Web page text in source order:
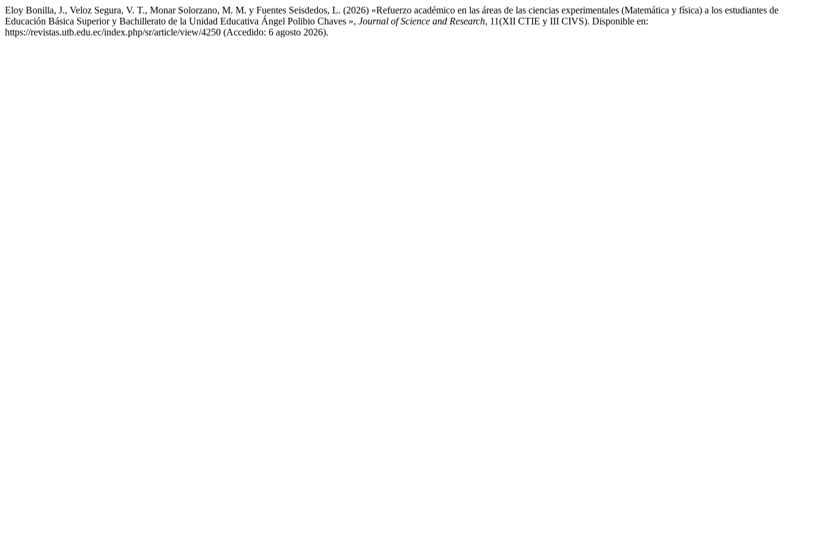
Eloy Bonilla, J., Veloz Segura, V. T., Monar Solorzano, M. M. y Fuentes Seisdedos, L. (2026) «Refuerzo académico en las áreas de las ciencias experimentales (Matemática y física) a los estudiantes de
Educación Básica Superior y Bachillerato de la Unidad Educativa Ángel Polibio Chaves », Journal of Science and Research, 11(XII CTIE y III CIVS). Disponible en:
https://revistas.utb.edu.ec/index.php/sr/article/view/4250 (Accedido: 6 agosto 2026).